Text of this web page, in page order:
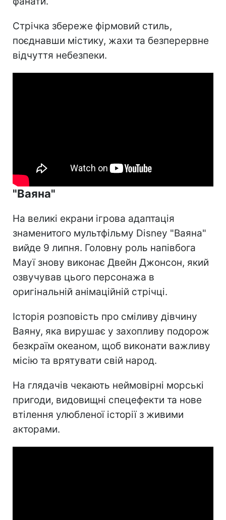
Стрічка збереже фірмовий стиль,
поєднавши містику, жахи та безперервне
відчуття небезпеки.
"Ваяна"
На великі екрани ігрова адаптація
знаменитого мультфільму Disney "Ваяна"
вийде 9 липня. Головну роль напівбога
Мауї знову виконає Двейн Джонсон, який
озвучував цього персонажа в
оригінальній анімаційній стрічці.
Історія розповість про сміливу дівчину
Ваяну, яка вирушає у захопливу подорож
безкраїм океаном, щоб виконати важливу
місію та врятувати свій народ.
На глядачів чекають неймовірні морські
пригоди, видовищні спецефекти та нове
втілення улюбленої історії з живими
акторами.